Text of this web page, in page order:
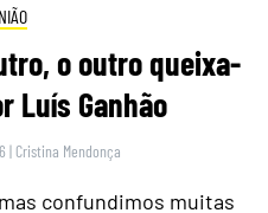
o outro queixa-
Luís Ganhão
| Cristina Mendonça
confundimos muitas